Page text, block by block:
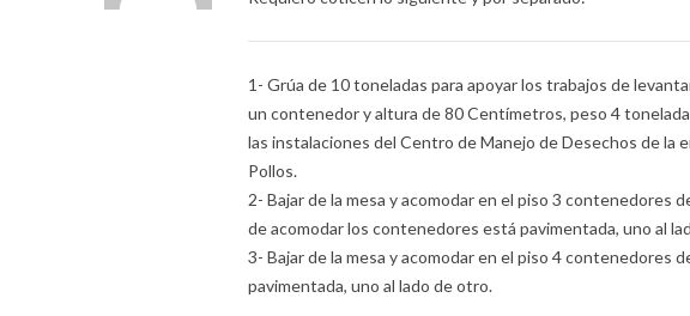
1- Grúa de 10 toneladas para apoyar los trabajos de
un contenedor y altura de 80 Centímetros, peso 4
las instalaciones del Centro de Manejo de Desechos de la
Pollos.
2- Bajar de la mesa y acomodar en el piso 3 contenedores
de acomodar los contenedores está pavimentada, uno al
3- Bajar de la mesa y acomodar en el piso 4 contenedores
pavimentada, uno al lado de otro.